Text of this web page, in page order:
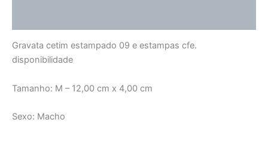
Gravata cetim estampado 09 e estampas cfe.
disponibilidade
Tamanho: M – 12,00 cm x 4,00 cm
Sexo: Macho